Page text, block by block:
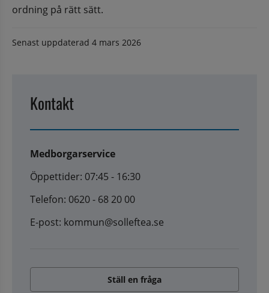
ordning på rätt sätt.
Senast uppdaterad 4 mars 2026
Kontakt
Medborgarservice
Öppettider: 07:45 - 16:30
Telefon: 0620 - 68 20 00
E-post: kommun@solleftea.se
Ställ en fråga